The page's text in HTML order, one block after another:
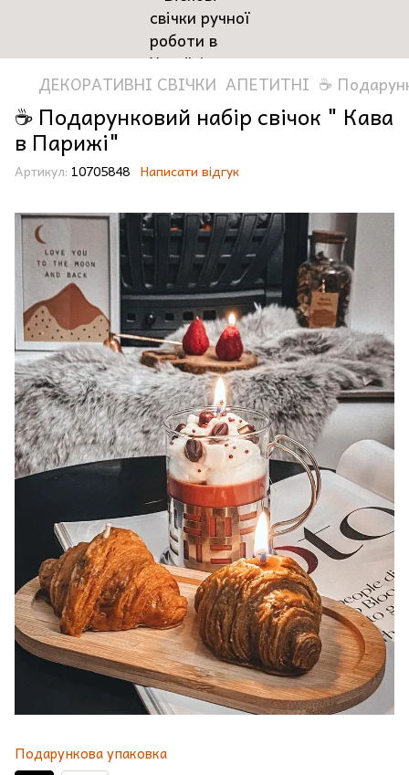
ДЕКОРАТИВНІ СВІЧКИ АПЕТИТНІ ☕️
☕️ Подарунковий набір свічок " Кава
в Парижі"
Артикул: 10705848 Написати відгук
Подарункова упаковка